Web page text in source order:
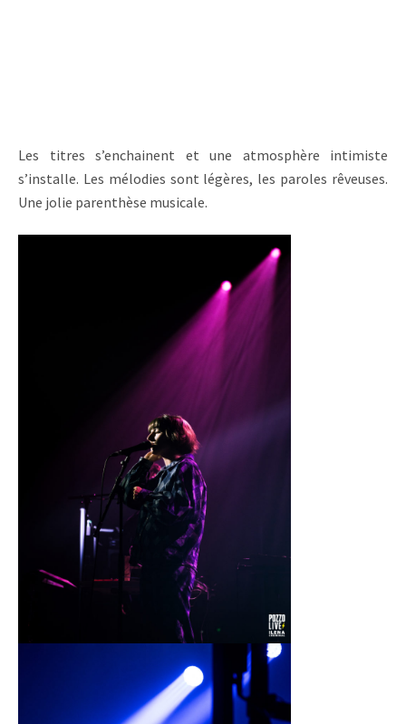
Les titres s’enchainent et une atmosphère intimiste
s’installe. Les mélodies sont légères, les paroles rêveuses.
Une jolie parenthèse musicale.